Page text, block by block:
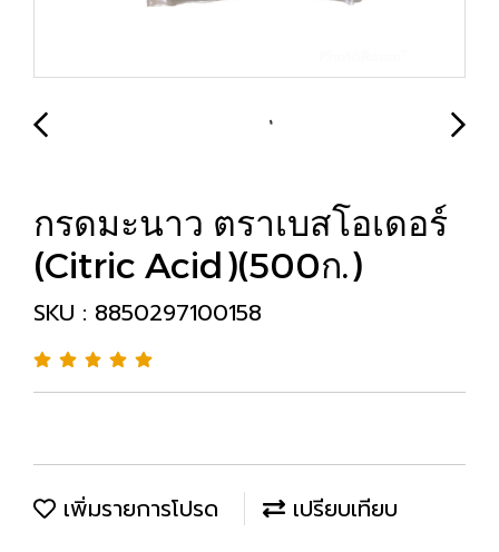
กรดมะนาว ตราเบสโอเดอร์
(Citric Acid)(500ก.)
SKU : 8850297100158
เพิ่มรายการโปรด
เปรียบเทียบ